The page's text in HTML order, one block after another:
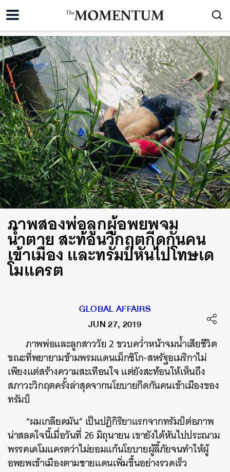
ภาพสองพ่อลูกผู้อพยพจม
น้ำตาย สะท้อนวิกฤตกีดกันคน
เข้าเมือง และทรัมป์หันไปโทษเด
โมแครต
GLOBAL AFFAIRS
JUN 27, 2019
ภาพพ่อและลูกสาววัย 2 ขวบคว่ำหน้าจมน้ำเสียชีวิต
ขณะที่พยายามข้ามพรมแดนเม็กซิโก-สหรัฐอเมริกาไม่
เพียงแต่สร้างความสะเทือนใจ แต่ยังสะท้อนให้เห็นถึง
สภาวะวิกฤตครั้งล่าสุดจากนโยบายกีดกันคนเข้าเมืองของ
ทรัมป์
“ผมเกลียดมัน” เป็นปฏิกิริยาแรกจากทรัมป์ต่อภาพ
น่าสลดใจนี้เมื่อวันที่ 26 มิถุนายน เขายังได้หันไปประณาม
พรรคเดโมแครตว่าไม่ยอมแก้นโยบายผู้ลี้ภัยจนทำให้ผู้
อพยพเข้าเมืองตามชายแดนเพิ่มขึ้นอย่างรวดเร็ว